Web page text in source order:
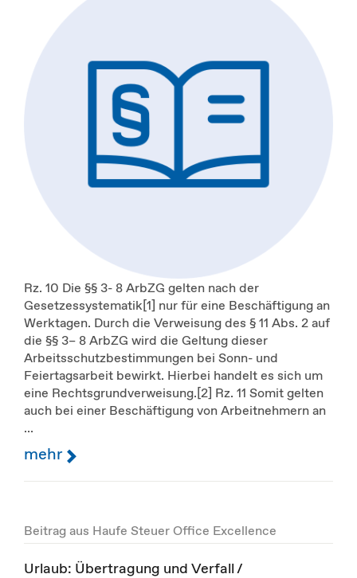
Rz. 10 Die §§ 3- 8 ArbZG gelten nach der
Gesetzessystematik[1] nur für eine Beschäftigung an
Werktagen. Durch die Verweisung des § 11 Abs. 2 auf
die §§ 3– 8 ArbZG wird die Geltung dieser
Arbeitsschutzbestimmungen bei Sonn- und
Feiertagsarbeit bewirkt. Hierbei handelt es sich um
eine Rechtsgrundverweisung.[2] Rz. 11 Somit gelten
auch bei einer Beschäftigung von Arbeitnehmern an
...
mehr
Beitrag aus Haufe Steuer Office Excellence
Urlaub: Übertragung und Verfall /